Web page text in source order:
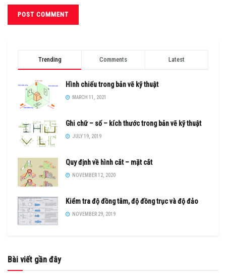
Trending Comments Latest
Hình chiếu trong bản vẽ kỹ thuật
MARCH 11, 2021
Ghi chữ – số – kích thước trong bản vẽ kỹ thuật
JULY 19, 2019
Quy định về hình cắt – mặt cắt
NOVEMBER 12, 2020
Kiểm tra độ đồng tâm, độ đồng trục và độ đảo
NOVEMBER 29, 2019
Bài viết gần đây